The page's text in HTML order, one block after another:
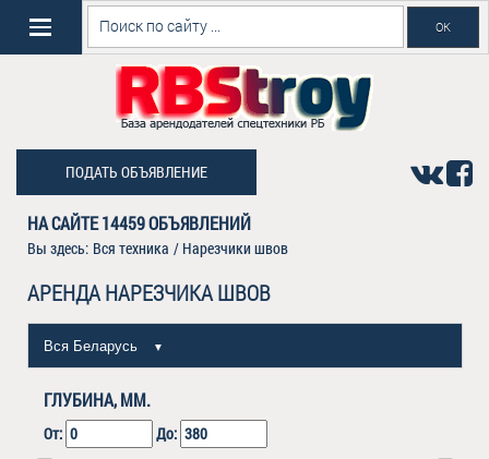
ПОДАТЬ ОБЪЯВЛЕНИЕ
НА САЙТЕ14459ОБЪЯВЛЕНИЙ
Вы здесь: Вся техника / Нарезчики швов
АРЕНДА НАРЕЗЧИКА ШВОВ
Вся Беларусь ▼
ГЛУБИНА, ММ.
От: До: